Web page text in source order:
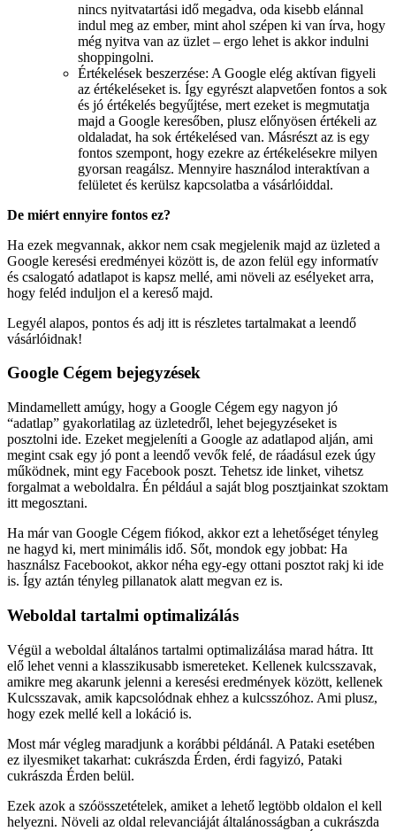
nincs nyitvatartási idő megadva, oda kisebb elánnal
indul meg az ember, mint ahol szépen ki van írva, hogy
még nyitva van az üzlet – ergo lehet is akkor indulni
shoppingolni.
Értékelések beszerzése: A Google elég aktívan figyeli
az értékeléseket is. Így egyrészt alapvetően fontos a sok
és jó értékelés begyűjtése, mert ezeket is megmutatja
majd a Google keresőben, plusz előnyösen értékeli az
oldaladat, ha sok értékelésed van. Másrészt az is egy
fontos szempont, hogy ezekre az értékelésekre milyen
gyorsan reagálsz. Mennyire használod interaktívan a
felületet és kerülsz kapcsolatba a vásárlóiddal.
De miért ennyire fontos ez?
Ha ezek megvannak, akkor nem csak megjelenik majd az üzleted a
Google keresési eredményei között is, de azon felül egy informatív
és csalogató adatlapot is kapsz mellé, ami növeli az esélyeket arra,
hogy feléd induljon el a kereső majd.
Legyél alapos, pontos és adj itt is részletes tartalmakat a leendő
vásárlóidnak!
Google Cégem bejegyzések
Mindamellett amúgy, hogy a Google Cégem egy nagyon jó
“adatlap” gyakorlatilag az üzletedről, lehet bejegyzéseket is
posztolni ide. Ezeket megjeleníti a Google az adatlapod alján, ami
megint csak egy jó pont a leendő vevők felé, de ráadásul ezek úgy
működnek, mint egy Facebook poszt. Tehetsz ide linket, vihetsz
forgalmat a weboldalra. Én például a saját blog posztjainkat szoktam
itt megosztani.
Ha már van Google Cégem fiókod, akkor ezt a lehetőséget tényleg
ne hagyd ki, mert minimális idő. Sőt, mondok egy jobbat: Ha
használsz Facebookot, akkor néha egy-egy ottani posztot rakj ki ide
is. Így aztán tényleg pillanatok alatt megvan ez is.
Weboldal tartalmi optimalizálás
Végül a weboldal általános tartalmi optimalizálása marad hátra. Itt
elő lehet venni a klasszikusabb ismereteket. Kellenek kulcsszavak,
amikre meg akarunk jelenni a keresési eredmények között, kellenek
Kulcsszavak, amik kapcsolódnak ehhez a kulcsszóhoz. Ami plusz,
hogy ezek mellé kell a lokáció is.
Most már végleg maradjunk a korábbi példánál. A Pataki esetében
ez ilyesmiket takarhat: cukrászda Érden, érdi fagyizó, Pataki
cukrászda Érden belül.
Ezek azok a szóösszetételek, amiket a lehető legtöbb oldalon el kell
helyezni. Növeli az oldal relevanciáját általánosságban a cukrászda